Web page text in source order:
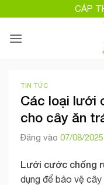
qua
nội
CÁP
TIN TỨC
Các loại lưới
cho cây ăn
Đăng vào 07/08/2025
Lưới cước chống
dụng để bảo vệ